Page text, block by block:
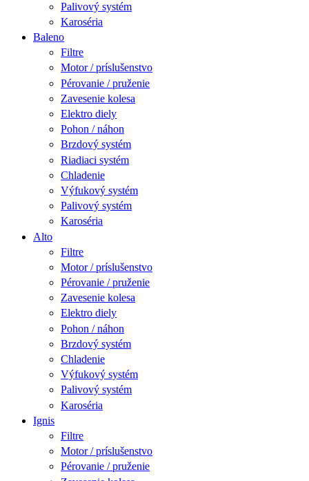
Palivový systém
Karoséria
Baleno
Filtre
Motor / príslušenstvo
Pérovanie / pruženie
Zavesenie kolesa
Elektro diely
Pohon / náhon
Brzdový systém
Riadiaci systém
Chladenie
Výfukový systém
Palivový systém
Karoséria
Alto
Filtre
Motor / príslušenstvo
Pérovanie / pruženie
Zavesenie kolesa
Elektro diely
Pohon / náhon
Brzdový systém
Chladenie
Výfukový systém
Palivový systém
Karoséria
Ignis
Filtre
Motor / príslušenstvo
Pérovanie / pruženie